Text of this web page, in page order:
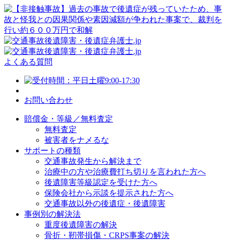
よくある質問
お問い合わせ
賠償金・等級／無料査定
無料査定
被害者をナメるな
サポートの種類
交通事故発生から解決まで
治療中の方や治療費打ち切りを言われた方へ
後遺障害等級認定を受けた方へ
保険会社から示談を提示された方へ
交通事故以外の後遺症・後遺障害
事例別の解決法
重度後遺障害の解決
骨折・靭帯損傷・CRPS事案の解決